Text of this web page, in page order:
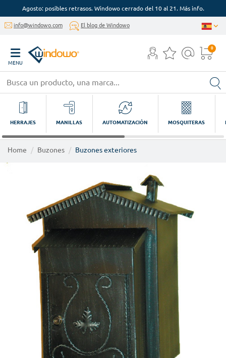
Agosto: posibles retrasos. Windowo cerrado del 10 al 21. Más info.
info@windowo.com El blog de Windowo
MENU
0
HERRAJES MANILLAS AUTOMATIZACIÓN MOSQUITERAS
Home Buzones Buzones exteriores